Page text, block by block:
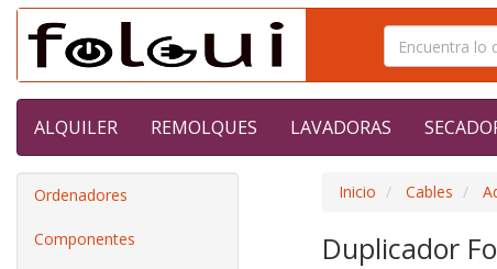
ALQUILER REMOLQUES LAVADORAS
Ordenadores
Componentes
Inicio Cables
Duplicador